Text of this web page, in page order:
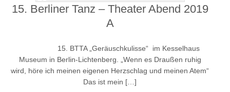
15. Berliner Tanz – Theater Abend 2019
A
15. BTTA „Geräuschkulisse“ im Kesselhaus
Museum in Berlin-Lichtenberg. „Wenn es Draußen ruhig
wird, höre ich meinen eigenen Herzschlag und meinen Atem“
Das ist mein […]